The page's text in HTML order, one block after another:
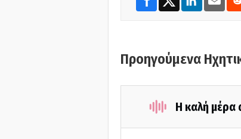
Προηγούμενα
Η καλή μέρα